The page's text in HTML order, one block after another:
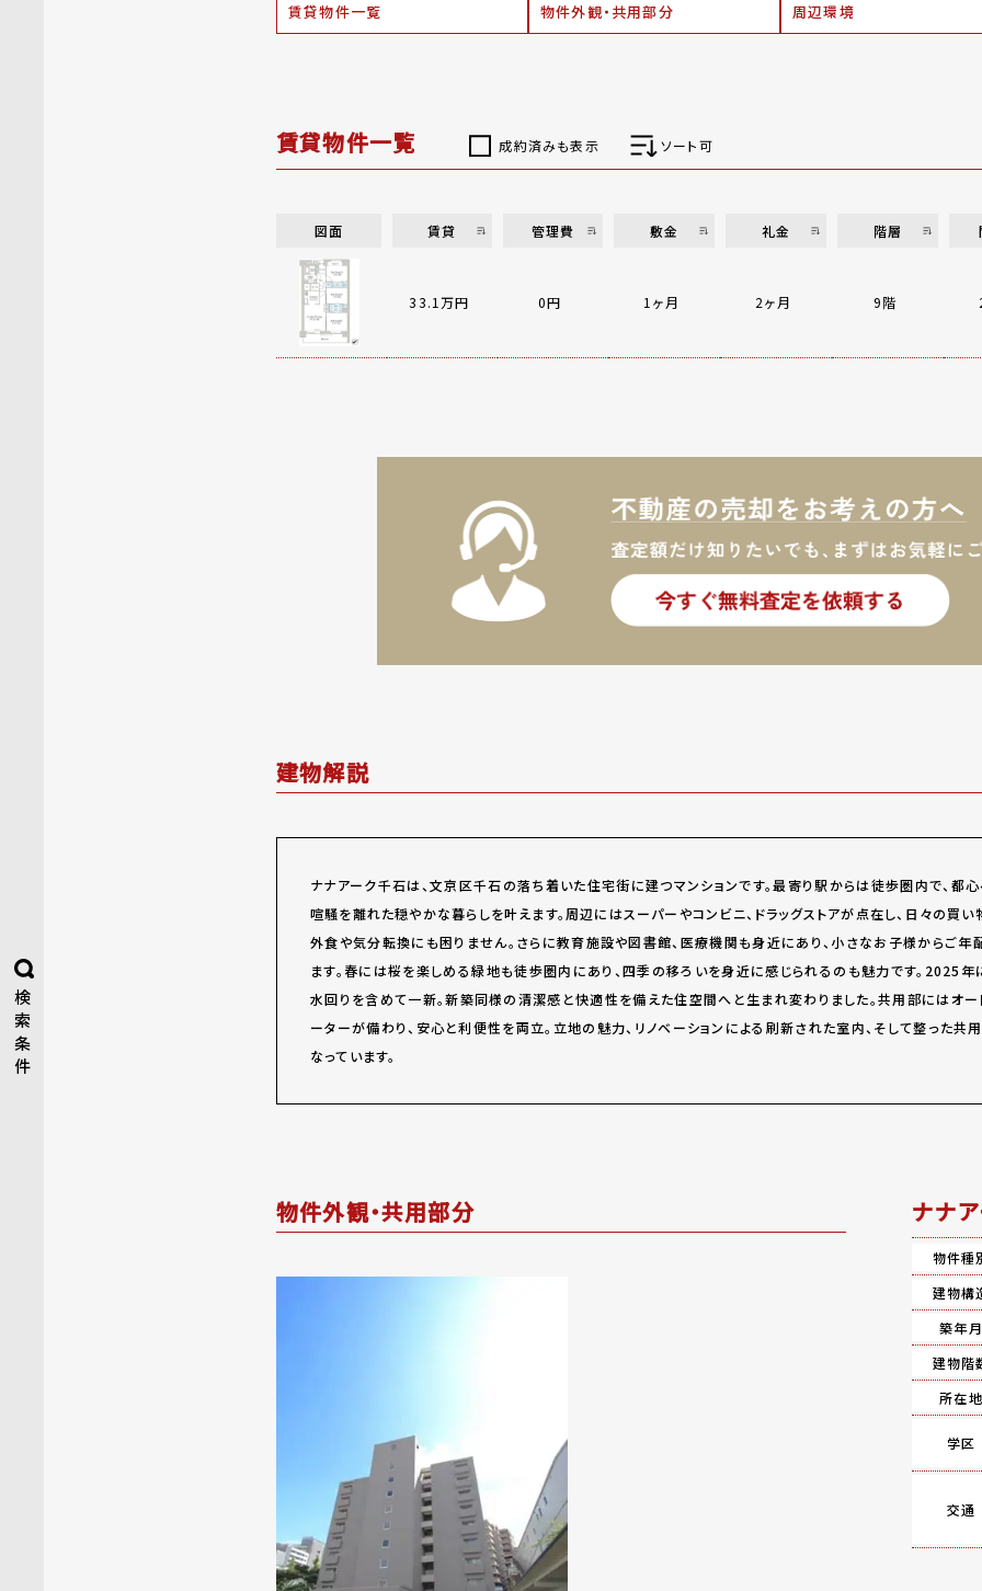
検
索
条
件
賃貸物件一覧 物件外観・共用部分 周辺環境
賃貸物件一覧 成約済みも表示 ソート可
図面 賃貸 管理費 敷金 礼金 階層
33.1万円 0円 1ヶ月 2ヶ月 9階
建物解説
ナナアーク千石は、文京区千石の落ち着いた住宅街に建つマンションです。最寄り駅からは徒歩圏内で、都
喧騒を離れた穏やかな暮らしを叶えます。周辺にはスーパーやコンビニ、ドラッグストアが点在し、日々の買い
外食や気分転換にも困りません。さらに教育施設や図書館、医療機関も身近にあり、小さなお子様からご
ます。春には桜を楽しめる緑地も徒歩圏内にあり、四季の移ろいを身近に感じられるのも魅力です。2025年
水回りを含めて一新。新築同様の清潔感と快適性を備えた住空間へと生まれ変わりました。共用部にはオー
ーターが備わり、安心と利便性を両立。立地の魅力、リノベーションによる刷新された室内、そして整った共
なっています。
物件外観・共用部分 ナナ
物件種
建物構
築年月
建物階
所在地
学区
交通